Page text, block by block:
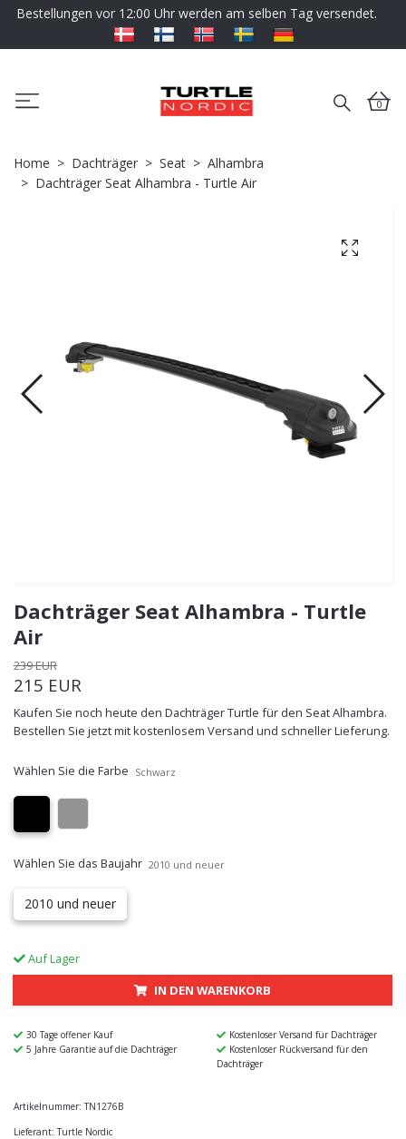
Bestellungen vor 12:00 Uhr werden am selben Tag versendet.
0
Home Dachträger Seat
Alhambra
Dachträger Seat Alhambra - Turtle Air
Dachträger Seat Alhambra - Turtle
Air
239 EUR
215 EUR
Kaufen Sie noch heute den Dachträger Turtle für den Seat Alhambra.
Bestellen Sie jetzt mit kostenlosem Versand und schneller Lieferung.
Wählen Sie die Farbe Schwarz
Wählen Sie das Baujahr 2010 und neuer
2010 und neuer
Auf Lager
IN DEN WARENKORB
30 Tage offener Kauf
Kostenloser Versand für Dachträger
5 Jahre Garantie auf die Dachträger
Kostenloser Rückversand für den
Dachträger
Artikelnummer: TN1276B
Lieferant: Turtle Nordic